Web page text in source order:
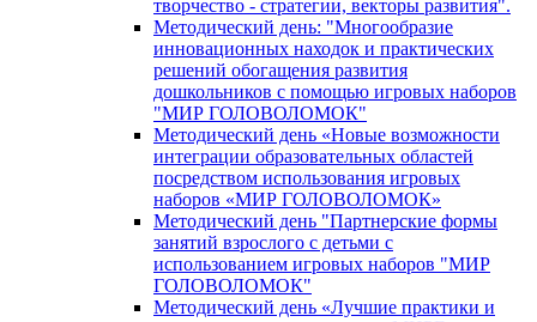
творчество - стратегии, векторы развития".
Методический день: "Многообразие
инновационных находок и практических
решений обогащения развития
дошкольников с помощью игровых наборов
"МИР ГОЛОВОЛОМОК"
Методический день «Новые возможности
интеграции образовательных областей
посредством использования игровых
наборов «МИР ГОЛОВОЛОМОК»
Методический день "Партнерские формы
занятий взрослого с детьми с
использованием игровых наборов "МИР
ГОЛОВОЛОМОК"
Методический день «Лучшие практики и